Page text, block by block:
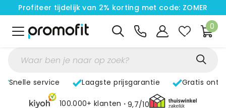
Profiteer tijdelijk van 2% korting met code: ZOMER
0
Snelle service Laagste prijsgarantie Gratis
100.000+ klanten 9,7/10